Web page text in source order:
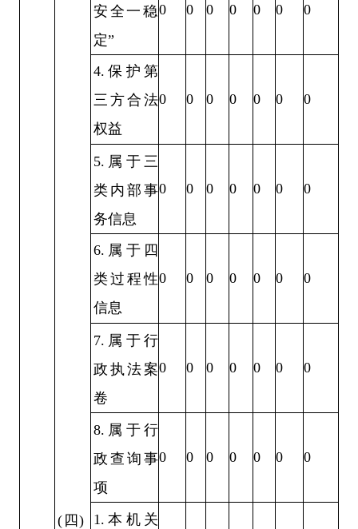
安全一稳
定”
0 0 0 0 0 0 0
4.保护第
三方合法
权益
0 0 0 0 0 0 0
5.属于三
类内部事
务信息
0 0 0 0 0 0 0
6.属于四
类过程性
信息
0 0 0 0 0 0 0
7.属于行
政执法案
卷
0 0 0 0 0 0 0
8.属于行
政查询事
项
0 0 0 0 0 0 0
(四)
1.本机关